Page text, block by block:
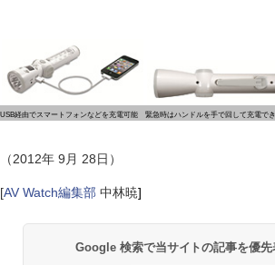
USB経由でスマートフォンなどを充電可能 緊急時はハンドルを手で回して充電で
（2012年 9月 28日）
[AV Watch編集部 中林暁]
Google 検索で当サイトの記事を優先